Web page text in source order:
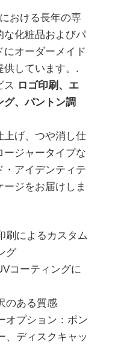
おける長年の専
な化粧品およびパ
にオーダーメイド
供しています。.
ス ロゴ印刷、エ
グ、パントン調
上げ、つや消し仕
ージャータイプな
・アイデンティテ
ジをお届けしま
刷によるカスタム
グ
コーティングに
のある質感
オプション：ポン
、ディスクキャッ